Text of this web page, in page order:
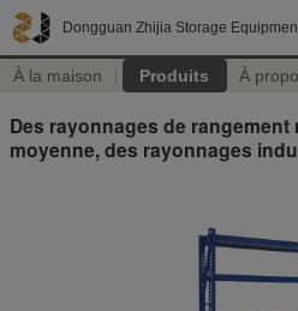
Dongguan Zhijia Storage
À la maison Produits À
Des rayonnages de rangement
moyenne, des rayonnages